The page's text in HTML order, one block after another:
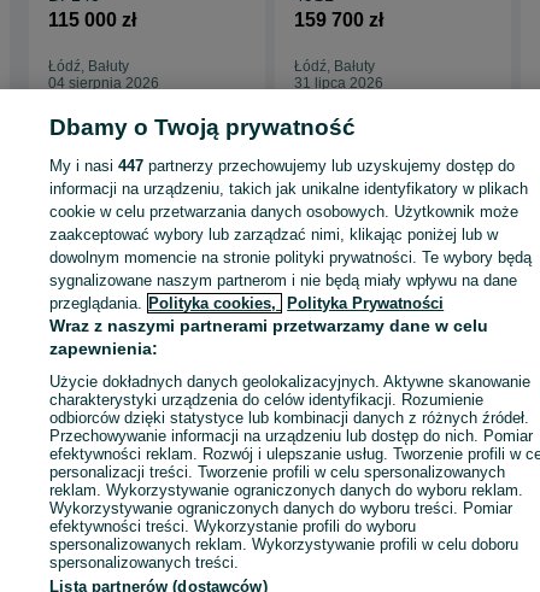
115 000 zł
Łódź, Bałuty
04 sierpnia 2026
159 700 zł
Łódź, Bałuty
31 lipca 2026
Strona główna Sport i Hobby Sporty wodne Łodzie i jachty
Motorowe
Motorowe - Łódzkie
Motorowe - Łódź Motorowe - Bałuty
KATEGORIA
ID:1040839691 Wyświetlenia:
Zadzwoń / SMS Wyślij wiadomość
Dbamy o Twoją prywatność
My i nasi447 partnerzy przechowujemy lub uzyskujemy dostęp do
informacji na urządzeniu, takich jak unikalne identyfikatory w plikach
cookie w celu przetwarzania danych osobowych. Użytkownik może
zaakceptować wybory lub zarządzać nimi, klikając poniżej lub w
dowolnym momencie na stronie polityki prywatności. Te wybory będą
sygnalizowane naszym partnerom i nie będą miały wpływu na dane
przeglądania. Polityka cookies, Polityka Prywatności
Wraz z naszymi partnerami przetwarzamy dane w celu
zapewnienia:
Użycie dokładnych danych geolokalizacyjnych. Aktywne skanowanie
charakterystyki urządzenia do celów identyfikacji. Rozumienie
odbiorców dzięki statystyce lub kombinacji danych z różnych źródeł.
Przechowywanie informacji na urządzeniu lub dostęp do nich. Pomiar
efektywności reklam. Rozwój i ulepszanie usług. Tworzenie profili w
personalizacji treści. Tworzenie profili w celu spersonalizowanych
reklam. Wykorzystywanie ograniczonych danych do wyboru reklam.
Wykorzystywanie ograniczonych danych do wyboru treści. Pomiar
efektywności treści. Wykorzystanie profili do wyboru
spersonalizowanych reklam. Wykorzystywanie profili w celu doboru
spersonalizowanych treści.
Lista partnerów (dostawców)